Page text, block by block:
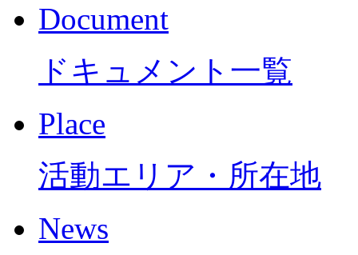
Document
ドキュメント一覧
Place
活動エリア・所在地
News